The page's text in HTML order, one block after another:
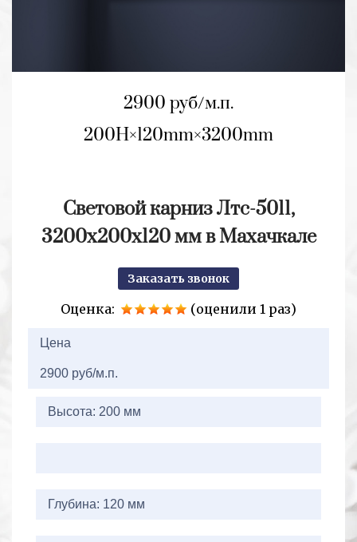
2900 руб/м.п.
200H 120mm 3200mm
Световой карниз Лтс-5011,
3200х200х120 мм в Махачкале
Заказать звонок
Оценка:
(оценили 1 раз)
Цена
2900 руб/м.п.
Высота: 200 мм
Глубина: 120 мм